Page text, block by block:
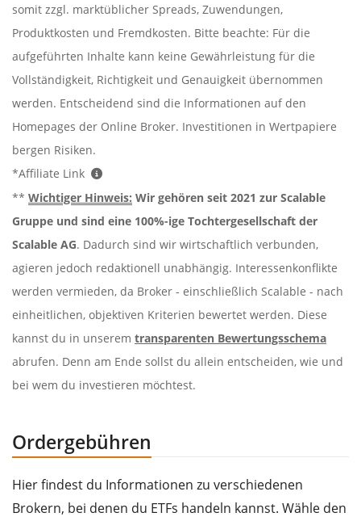
somit zzgl. marktüblicher Spreads, Zuwendungen,
Produktkosten und Fremdkosten. Bitte beachte: Für die
aufgeführten Inhalte kann keine Gewährleistung für die
Vollständigkeit, Richtigkeit und Genauigkeit übernommen
werden. Entscheidend sind die Informationen auf den
Homepages der Online Broker. Investitionen in Wertpapiere
bergen Risiken.
*Affiliate Link
** Wichtiger Hinweis: Wir gehören seit 2021 zur Scalable
Gruppe und sind eine 100%-ige Tochtergesellschaft der
Scalable AG. Dadurch sind wir wirtschaftlich verbunden,
agieren jedoch redaktionell unabhängig. Interessenkonflikte
werden vermieden, da Broker - einschließlich Scalable - nach
einheitlichen, objektiven Kriterien bewertet werden. Diese
kannst du in unserem transparenten Bewertungsschema
abrufen. Denn am Ende sollst du allein entscheiden, wie und
bei wem du investieren möchtest.
Ordergebühren
Hier findest du Informationen zu verschiedenen
Brokern, bei denen du ETFs handeln kannst. Wähle den